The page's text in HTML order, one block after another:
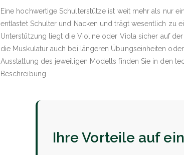
Eine hochwertige Schulterstütze ist weit mehr als nur
entlastet Schulter und Nacken und trägt wesentlich zu
Unterstützung liegt die Violine oder Viola sicher auf
die Muskulatur auch bei längeren Übungseinheiten
Ausstattung des jeweiligen Modells finden Sie in den
Beschreibung.
Ihre Vorteile auf